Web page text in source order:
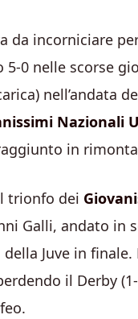
da incorniciare
0 nelle scorse
nell’andata
Nazionali
in
trionfo dei
Galli, andato in
della Juve in
il Derby